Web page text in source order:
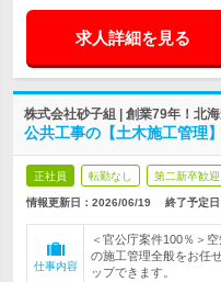
求人詳細を見る
株式会社砂子組 | 創業79年！北
公共工事の【土木施工管
正社員 転勤なし 第二新卒歓迎
情報更新日：2026/06/19 終了予定日
仕事内容
＜官公庁案件100％＞
の施工管理全般をお任
ップできます。